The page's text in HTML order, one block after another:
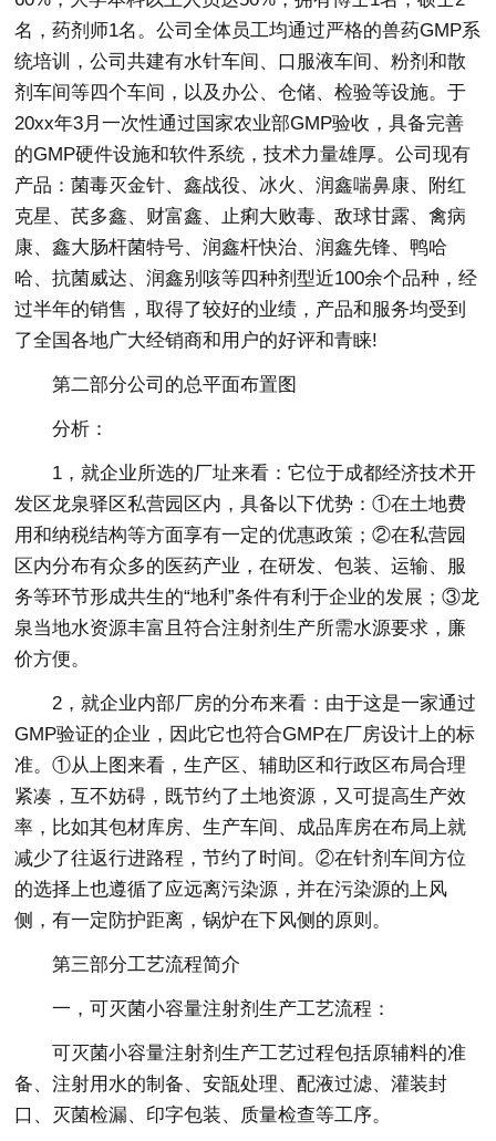
名，药剂师1名。公司全体员工均通过严格的兽药GMP系
统培训，公司共建有水针车间、口服液车间、粉剂和散
剂车间等四个车间，以及办公、仓储、检验等设施。于
20xx年3月一次性通过国家农业部GMP验收，具备完善
的GMP硬件设施和软件系统，技术力量雄厚。公司现有
产品：菌毒灭金针、鑫战役、冰火、润鑫喘鼻康、附红
克星、芪多鑫、财富鑫、止痢大败毒、敌球甘露、禽病
康、鑫大肠杆菌特号、润鑫杆快治、润鑫先锋、鸭哈
哈、抗菌威达、润鑫别咳等四种剂型近100余个品种，经
过半年的销售，取得了较好的业绩，产品和服务均受到
了全国各地广大经销商和用户的好评和青睐!
第二部分公司的总平面布置图
分析：
1，就企业所选的厂址来看：它位于成都经济技术开
发区龙泉驿区私营园区内，具备以下优势：①在土地费
用和纳税结构等方面享有一定的优惠政策；②在私营园
区内分布有众多的医药产业，在研发、包装、运输、服
务等环节形成共生的“地利”条件有利于企业的发展；③龙
泉当地水资源丰富且符合注射剂生产所需水源要求，廉
价方便。
2，就企业内部厂房的分布来看：由于这是一家通过
GMP验证的企业，因此它也符合GMP在厂房设计上的标
准。①从上图来看，生产区、辅助区和行政区布局合理
紧凑，互不妨碍，既节约了土地资源，又可提高生产效
率，比如其包材库房、生产车间、成品库房在布局上就
减少了往返行进路程，节约了时间。②在针剂车间方位
的选择上也遵循了应远离污染源，并在污染源的上风
侧，有一定防护距离，锅炉在下风侧的原则。
第三部分工艺流程简介
一，可灭菌小容量注射剂生产工艺流程：
可灭菌小容量注射剂生产工艺过程包括原辅料的准
备、注射用水的制备、安瓿处理、配液过滤、灌装封
口、灭菌检漏、印字包装、质量检查等工序。